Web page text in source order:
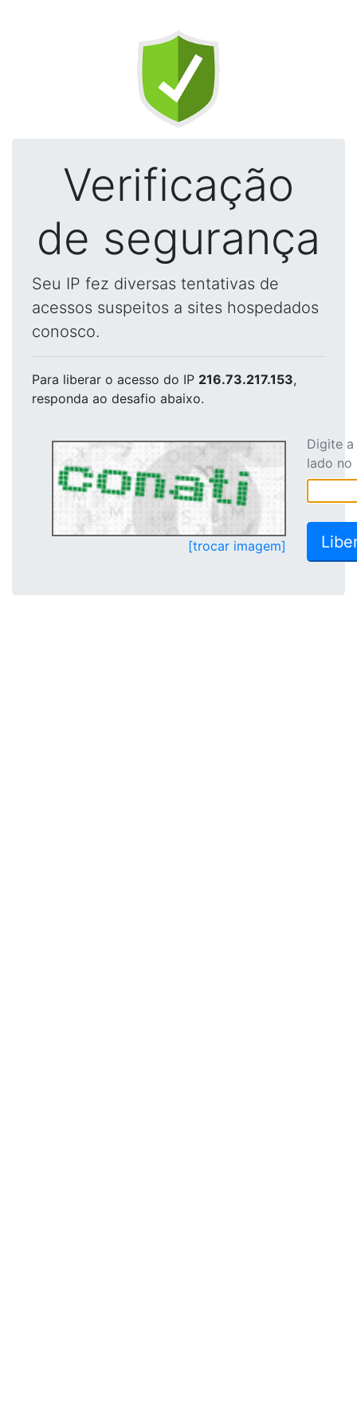
Verificação
de segurança
Seu IP fez diversas tentativas de
acessos suspeitos a sites hospedados
conosco.
Para liberar o acesso do IP 216.73.217.153,
responda ao desafio abaixo.
[trocar imagem]
Digite
lado no